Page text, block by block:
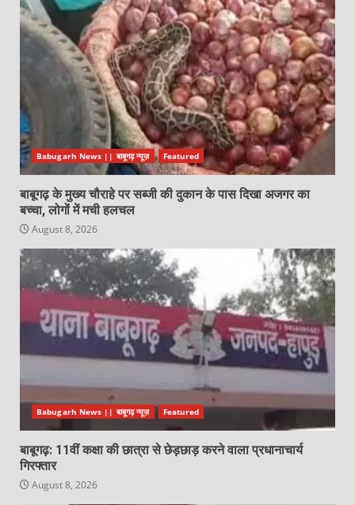
Babugarh News || बाबूगढ़ न्यूज़ Featured
बाबूगढ़ के मुख्य चौराहे पर सब्जी की दुकान के पास दिखा अजगर का
बच्चा, लोगों में मची हलचल
August 8, 2026
Babugarh News || बाबूगढ़ न्यूज़ Featured
बाबूगढ़: 11वीं कक्षा की छात्रा से छेड़छाड़ करने वाला प्रधानाचार्य
गिरफ्तार
August 8, 2026